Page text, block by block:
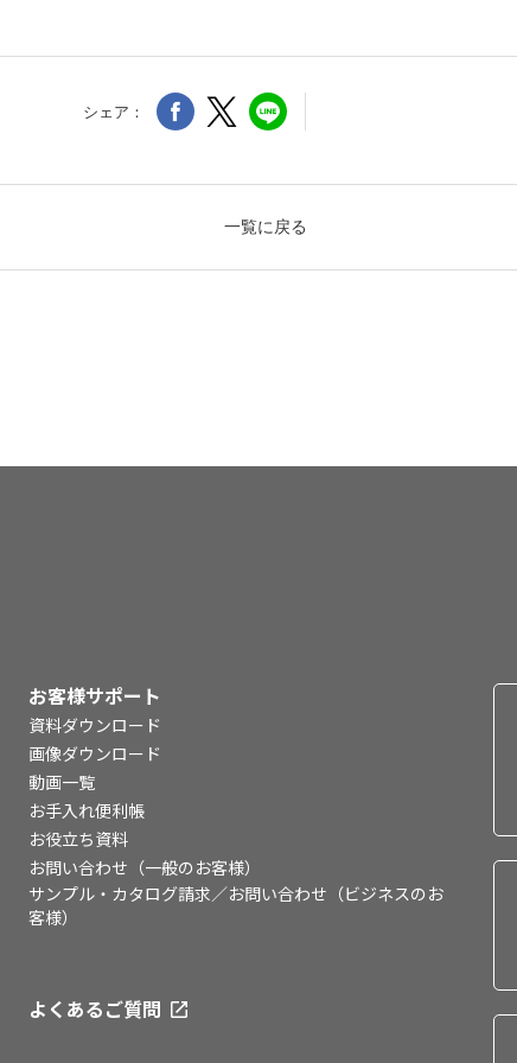
シェア：
一覧に戻る
お客様サポート
資料ダウンロード
画像ダウンロード
動画一覧
お手入れ便利帳
お役立ち資料
お問い合わせ（一般のお客様）
サンプル・カタログ請求／お問い合わせ（ビジネスのお
客様）
よくあるご質問